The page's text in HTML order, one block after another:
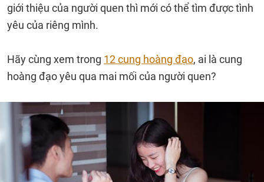
giới thiệu của người quen thì mới có thể tìm được tình
yêu của riêng mình.
Hãy cùng xem trong 12 cung hoàng đạo, ai là cung
hoàng đạo yêu qua mai mối của người quen?